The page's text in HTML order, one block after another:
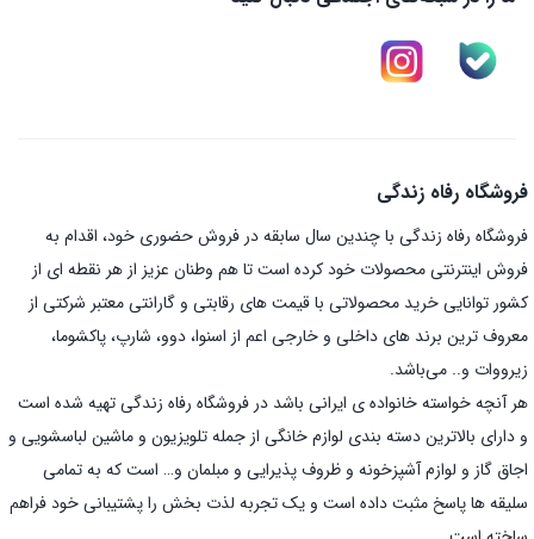
فروشگاه رفاه زندگی
فروشگاه رفاه زندگی با چندین سال سابقه در فروش حضوری خود، اقدام به
فروش اینترنتی محصولات خود کرده است تا هم وطنان عزیز از هر نقطه ای از
کشور توانایی خرید محصولاتی با قیمت های رقابتی و گارانتی معتبر شرکتی از
معروف ترین برند های داخلی و خارجی اعم از اسنوا، دوو، شارپ، پاکشوما،
زیرووات و.. می‌باشد.
هر آنچه خواسته خانواده ی ایرانی باشد در فروشگاه رفاه زندگی تهیه شده است
و دارای بالاترین دسته بندی لوازم خانگی از جمله تلویزیون و ماشین لباسشویی و
اجاق گاز و لوازم آشپزخونه و ظروف پذیرایی و مبلمان و… است که به تمامی
سلیقه ها پاسخ مثبت داده است و یک تجربه لذت بخش را پشتیبانی خود فراهم